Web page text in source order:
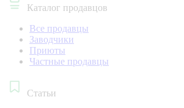
Каталог продавцов
Все продавцы
Заводчики
Приюты
Частные продавцы
Статьи